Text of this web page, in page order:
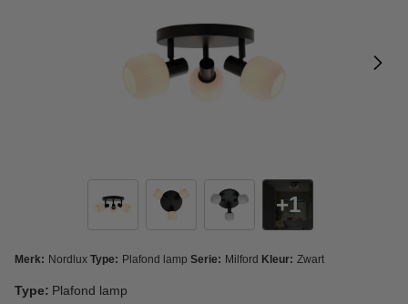
1
Merk: Nordlux Type: Plafond lamp Serie: Milford Kleur: Zwart
Type: Plafond lamp